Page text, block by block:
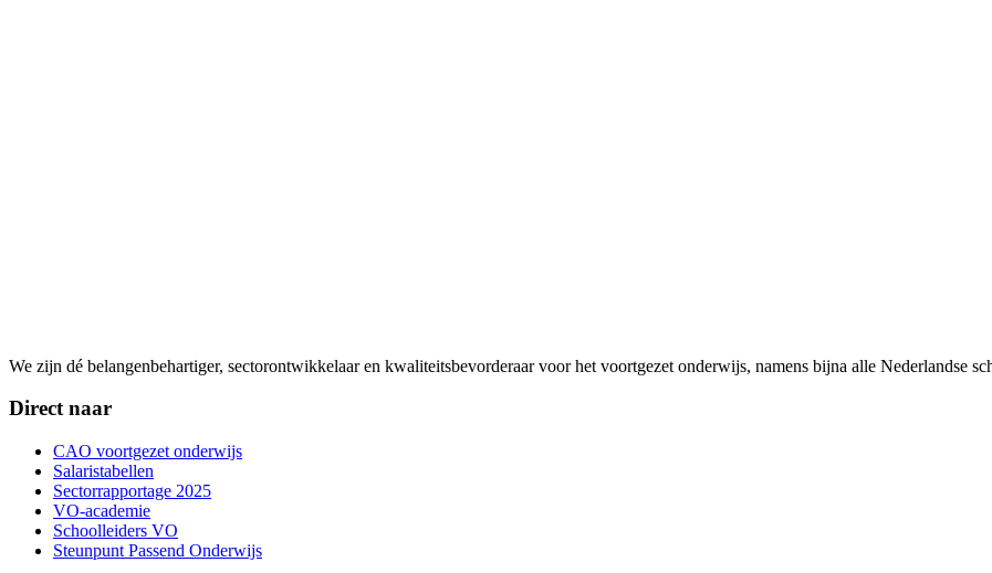
We zijn dé belangenbehartiger, sectorontwikkelaar en kwaliteitsbevorderaar voor het voortgezet onderwijs, namens bijna alle Nederlandse
Direct naar
CAO voortgezet onderwijs
Salaristabellen
Sectorrapportage 2025
VO-academie
Schoolleiders VO
Steunpunt Passend Onderwijs